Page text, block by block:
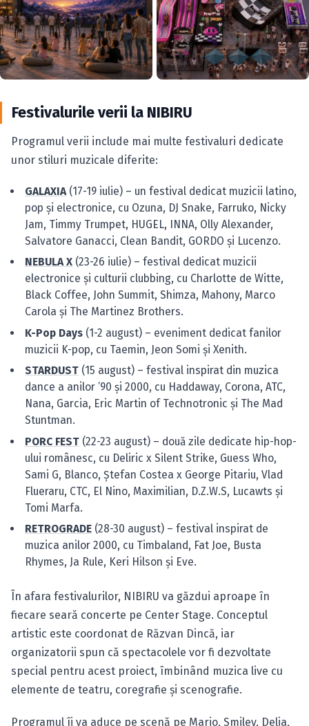
Festivalurile verii la NIBIRU
Programul verii include mai multe festivaluri dedicate
unor stiluri muzicale diferite:
GALAXIA(17-19 iulie) – un festival dedicat muzicii latino,
pop și electronice, cu Ozuna, DJ Snake, Farruko, Nicky
Jam, Timmy Trumpet, HUGEL, INNA, Olly Alexander,
Salvatore Ganacci, Clean Bandit, GORDO și Lucenzo.
NEBULA X (23-26 iulie) – festival dedicat muzicii
electronice și culturii clubbing, cu Charlotte de Witte,
Black Coffee, John Summit, Shimza, Mahony, Marco
Carola și The Martinez Brothers.
K-Pop Days (1-2 august) – eveniment dedicat fanilor
muzicii K-pop, cu Taemin, Jeon Somi și Xenith.
STARDUST (15 august) – festival inspirat din muzica
dance a anilor ’90 și 2000, cu Haddaway, Corona, ATC,
Nana, Garcia, Eric Martin of Technotronic și The Mad
Stuntman.
PORC FEST (22-23 august) – două zile dedicate hip-hop-
ului românesc, cu Deliric x Silent Strike, Guess Who,
Sami G, Blanco, Ștefan Costea x George Pitariu, Vlad
Flueraru, CTC, El Nino, Maximilian, D.Z.W.S, Lucawts și
Tomi Marfa.
RETROGRADE (28-30 august) – festival inspirat de
muzica anilor 2000, cu Timbaland, Fat Joe, Busta
Rhymes, Ja Rule, Keri Hilson și Eve.
În afara festivalurilor, NIBIRU va găzdui aproape în
fiecare seară concerte pe Center Stage. Conceptul
artistic este coordonat de Răzvan Dincă, iar
organizatorii spun că spectacolele vor fi dezvoltate
special pentru acest proiect, îmbinând muzica live cu
elemente de teatru, coregrafie și scenografie.
Programul îi va aduce pe scenă pe Mario, Smiley, Delia,